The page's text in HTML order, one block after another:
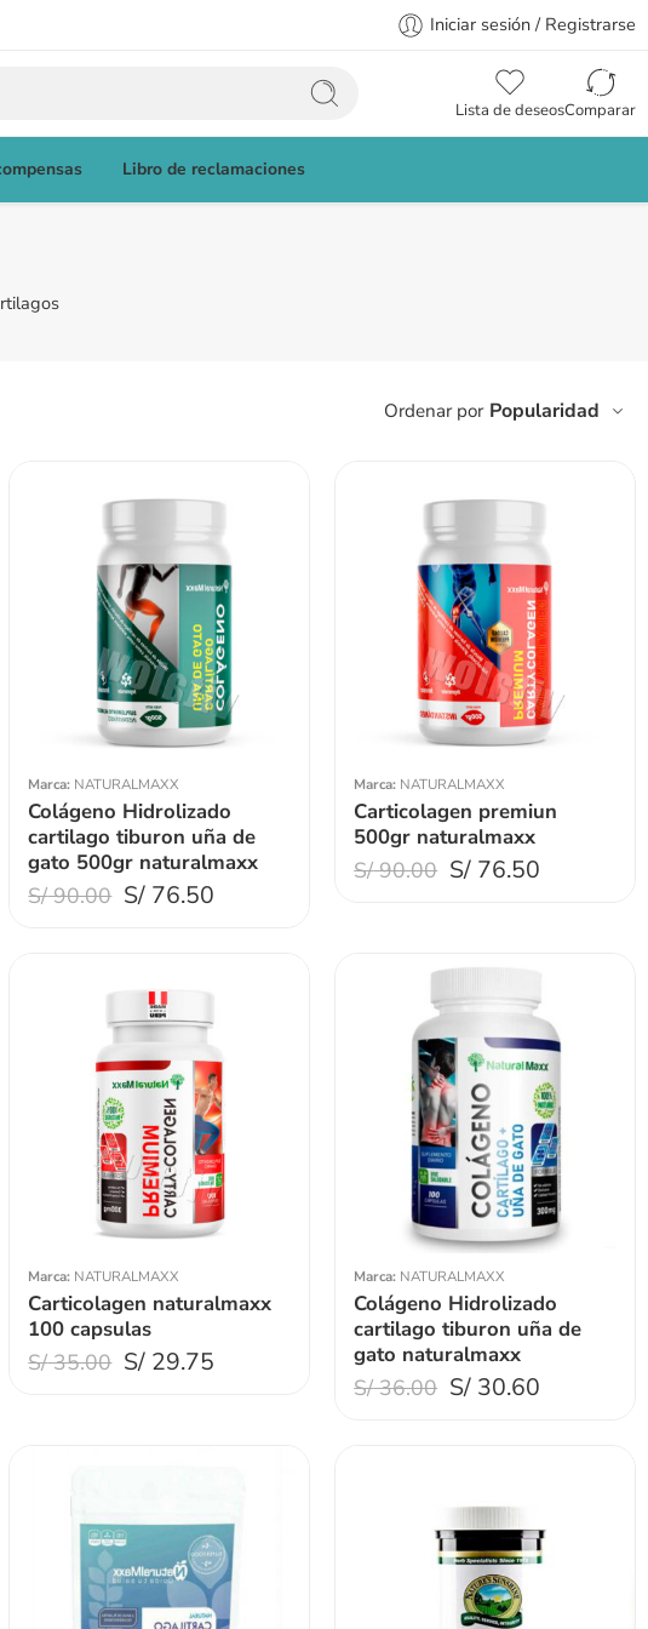
Iniciar sesión / Registrarse
Lista de deseosComparar
Libro de reclamaciones
Ordenar por Popularidad
Marca: NATURALMAXX
Colágeno Hidrolizado
cartilago tiburon uña de
gato 500gr naturalmaxx
S/90.00 S/ 76.50
Marca: NATURALMAXX
Carticolagen premiun
500gr naturalmaxx
S/90.00 S/ 76.50
Marca: NATURALMAXX
Carticolagen naturalmaxx
100 capsulas
S/35.00 S/ 29.75
Marca: NATURALMAXX
Colágeno Hidrolizado
cartilago tiburon uña de
gato naturalmaxx
S/36.00 S/ 30.60